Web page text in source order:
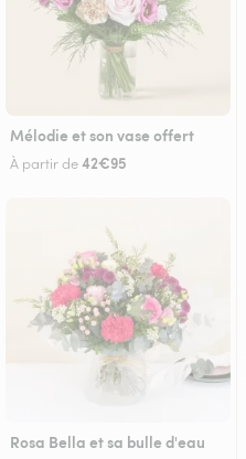
Mélodie et son vase offert
À partir de42€95
Rosa Bella et sa bulle d'eau